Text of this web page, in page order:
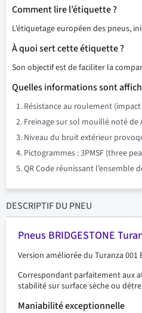
Comment lire l’étiquette ?
L’étiquetage européen des pneus,
À quoi sert cette étiquette ?
Son objectif est de faciliter la
Quelles informations sont
Résistance au roulement
Freinage sur sol mouillé noté de
Niveau du bruit extérieur
Pictogrammes : 3PMSF (three
QR Code réunissant
DESCRIPTIFDU PNEU
Pneus BRIDGESTONE
Version améliorée du Turanza
Correspondant parfaitement aux
stabilité sur surface sèche ou
Maniabilité exceptionnelle